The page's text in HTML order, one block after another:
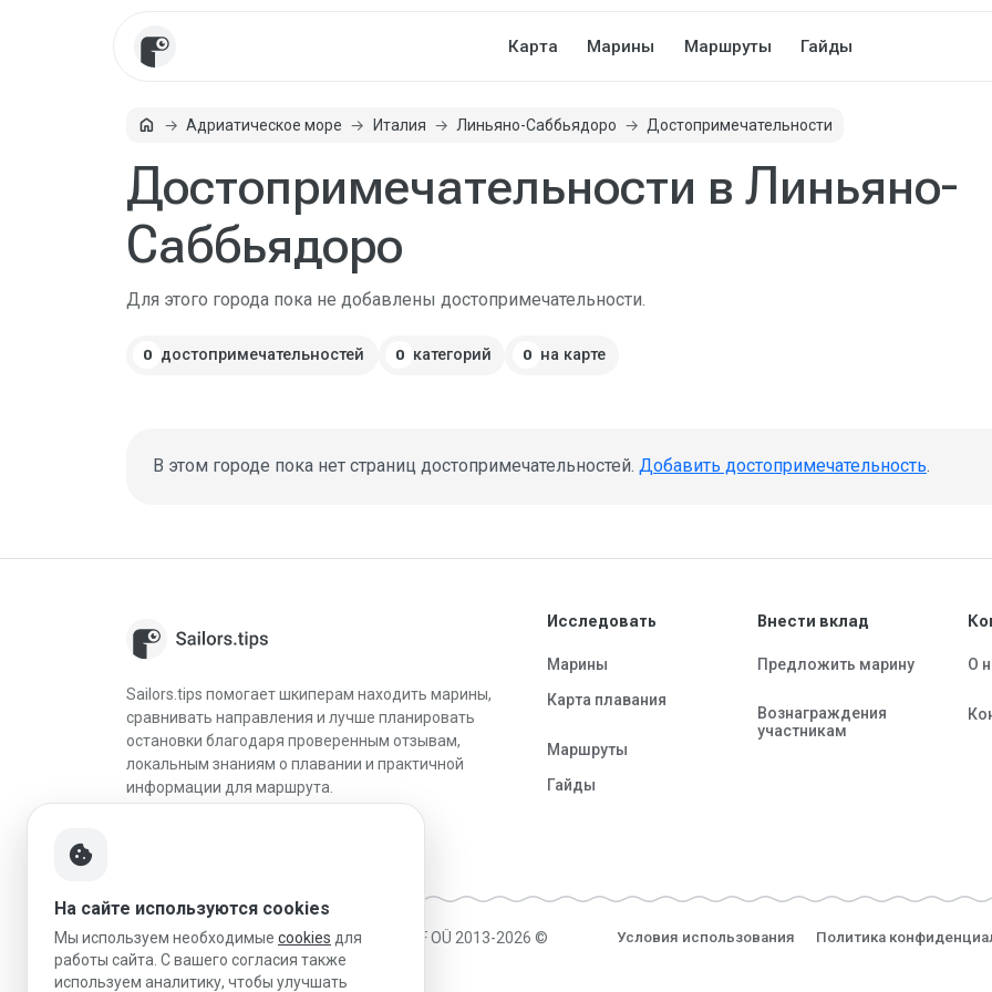
Карта Марины Маршруты Гайды
homeГлавнаяАдриатическое море Италия Линьяно-Саббьядоро Достопримечательности
Достопримечательности в Линьяно-
Саббьядоро
Для этого города пока не добавлены достопримечательности.
0 достопримечательностей 0 категорий 0 на карте
В этом городе пока нет страниц достопримечательностей. Добавить достопримечательность.
Sailors.tips помогает шкиперам находить марины,
сравнивать направления и лучше планировать
остановки благодаря проверенным отзывам,
локальным знаниям о плавании и практичной
информации для маршрута.
Исследовать
Марины
Карта плавания
Маршруты
Гайды
Внести вклад
Предложить марину
Вознаграждения
участникам
О
Made in Estonia|Работает на MESF OÜ 2013-2026 © Условия использования Политика
cookie
На сайте используются cookies
Мы используем необходимые cookies для
работы сайта. С вашего согласия также
используем аналитику, чтобы улучшать